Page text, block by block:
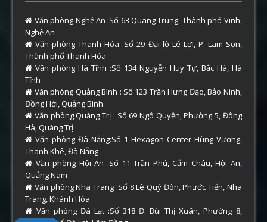
Văn phòng Nghệ An :Số 63 Quang Trung, Thành phố Vinh,
Nghệ An
Văn phòng Thanh Hóa :Số 29 Đại lộ Lê Lợi, P. Lam Sơn,
Thành phố Thanh Hóa
Văn phòng Hà Tĩnh :Số 134 Nguyễn Huy Tự, Bắc Hà, Hà
Tĩnh
Văn phòng Quảng Bình : Số 123 Trần Hưng Đạo, Bảo Ninh,
Đồng Hới, Quảng Bình
Văn phòng Quảng Trị : Số 69 Ngô Quyền, Phường 5, Đông
Hà, Quảng Trị
Văn phòng Đà Nẵng:Số 1 Hexagon Center Hùng Vương,
Thanh Khê, Đà Nẵng
Văn phòng Hội An :Số 11 Trần Phú, Cẩm Châu, Hội An,
Quảng Nam
Văn phòng Nha Trang :Số 8 Lê Quý Đôn, Phước Tiến, Nha
Trang, Khánh Hòa
Văn phòng Đà Lạt :Số 318 Đ. Bùi Thị Xuân, Phường 8,